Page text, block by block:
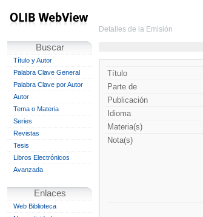
Buscar
Título y Autor
Palabra Clave General
Palabra Clave por Autor
Autor
Tema o Materia
Series
Revistas
Tesis
Libros Electrónicos
Avanzada
Enlaces
Web Biblioteca
Detalles de la Emisión
Título
Parte de
Publicación
Idioma
Materia(s)
Nota(s)